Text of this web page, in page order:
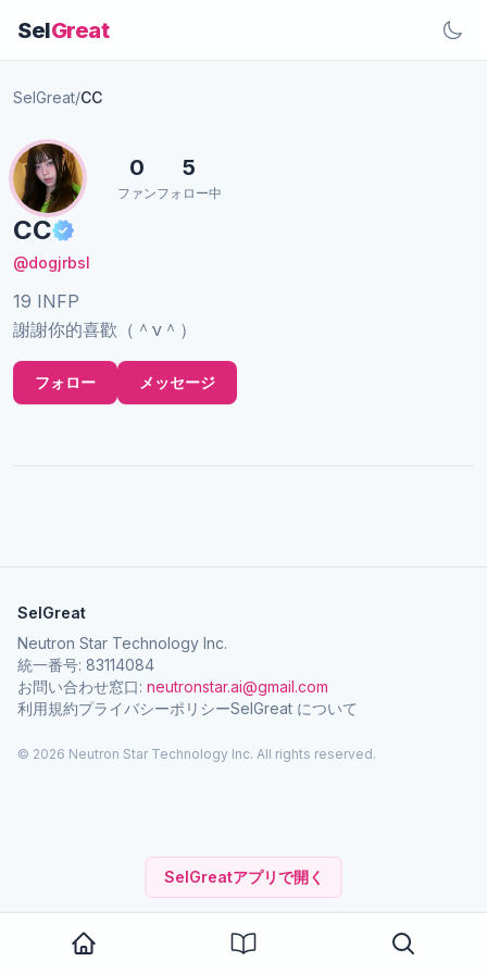
SelGreat
SelGreatアプリで開く
SelGreat/CC
CC
@dogjrbsl
19 INFP
謝謝你的喜歡（＾ν＾）
0
ファン
5
フォロー中
フォロー メッセージ
SelGreat
Neutron Star Technology Inc.
統一番号: 83114084
お問い合わせ窓口: neutronstar.ai@gmail.com
利用規約プライバシーポリシーSelGreat について
© 2026 Neutron Star Technology Inc. All rights reserved.